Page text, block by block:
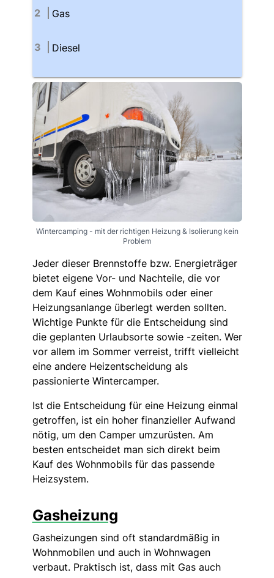
Gas
Diesel
Wintercamping - mit der richtigen Heizung & Isolierung kein
Problem
Jeder dieser Brennstoffe bzw. Energieträger
bietet eigene Vor- und Nachteile, die vor
dem Kauf eines Wohnmobils oder einer
Heizungsanlange überlegt werden sollten.
Wichtige Punkte für die Entscheidung sind
die geplanten Urlaubsorte sowie -zeiten. Wer
vor allem im Sommer verreist, trifft vielleicht
eine andere Heizentscheidung als
passionierte Wintercamper.
Ist die Entscheidung für eine Heizung einmal
getroffen, ist ein hoher finanzieller Aufwand
nötig, um den Camper umzurüsten. Am
besten entscheidet man sich direkt beim
Kauf des Wohnmobils für das passende
Heizsystem.
Gasheizung
Gasheizungen sind oft standardmäßig in
Wohnmobilen und auch in Wohnwagen
verbaut. Praktisch ist, dass mit Gas auch